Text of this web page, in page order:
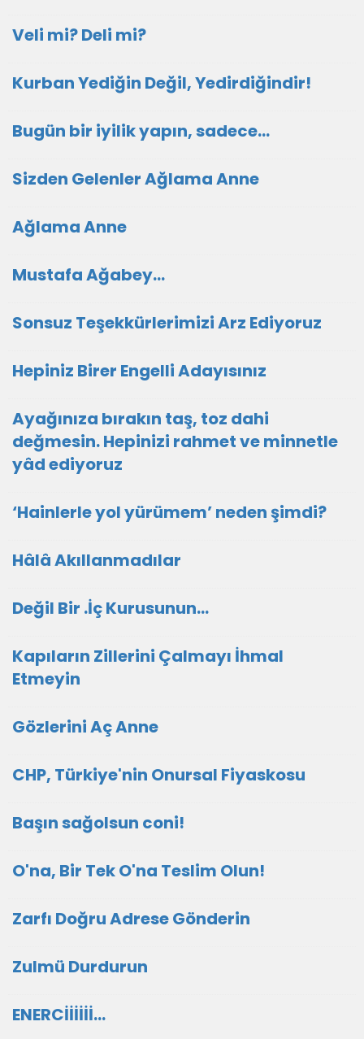
Veli mi? Deli mi?
Kurban Yediğin Değil, Yedirdiğindir!
Bugün bir iyilik yapın, sadece...
Sizden Gelenler Ağlama Anne
Ağlama Anne
Mustafa Ağabey…
Sonsuz Teşekkürlerimizi Arz Ediyoruz
Hepiniz Birer Engelli Adayısınız
Ayağınıza bırakın taş, toz dahi
değmesin. Hepinizi rahmet ve minnetle
yâd ediyoruz
‘Hainlerle yol yürümem’ neden şimdi?
Hâlâ Akıllanmadılar
Değil Bir .İç Kurusunun…
Kapıların Zillerini Çalmayı İhmal
Etmeyin
Gözlerini Aç Anne
CHP, Türkiye'nin Onursal Fiyaskosu
Başın sağolsun coni!
O'na, Bir Tek O'na Teslim Olun!
Zarfı Doğru Adrese Gönderin
Zulmü Durdurun
ENERCİİİİİİ...